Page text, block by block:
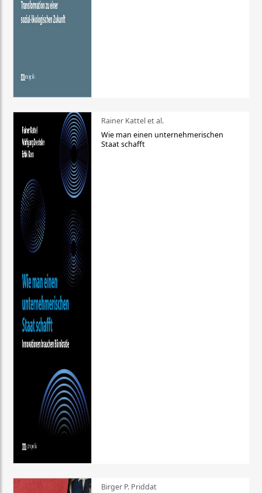
Rainer Kattel et al.
Wie man einen unternehmerischen
Staat schafft
Birger P. Priddat